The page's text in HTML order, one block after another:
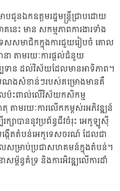
បជូនឯកឧត្តមរដ្ឋមន្ត្រីជ្រាបដោយ
នេះ មាន សកម្មភាពការងារទាំង
សសមាជិកក្នុងការជួយរៀបចំ គោល
នា តាមរយៈការផ្តល់ជំនួយ
ទាន ដល់វិស័យដែលមានអាទិភាព។
បំណងសំខាន់ៗរបស់គម្រោងមានគឺ
ប៉ះពាល់លើវិស័យកសិកម្ម
តាមរយៈការលើកកម្ពស់រអភិវឌ្ឍន៍
ក្សាបាននូវប្រព័ន្ធជីវចំរុះ អេកូឡូស៊ី
ង្កើតតំបន់អេកូទេសចរណ៍ ដែលជា
លសម្រាប់ប្រជាសហគមន៍ក្នុងតំបន់។
ម្ព័ន្ធគំទ្រ និងការអិវឌ្ឍលើការដាំ